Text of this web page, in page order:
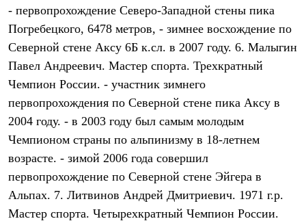
Куртки
Флисовая одежда
Куртки
Брюки
Комбинезоны
Термобелье
Снаряжение
Палатки и тенты
Палатки
Аксессуары для палаток
Рюкзаки
Экспедиционные
Легкоходные
Альпинистские
- первопрохождение Северо-Западной стены пика
Погребецкого, 6478 метров, - зимнее восхождение по
Северной стене Аксу 6Б к.сл. в 2007 году. 6. Малыгин
Павел Андреевич. Мастер спорта. Трехкратный
Чемпион России. - участник зимнего
первопрохождения по Северной стене пика Аксу в
2004 году. - в 2003 году был самым молодым
Чемпионом страны по альпинизму в 18-летнем
возрасте. - зимой 2006 года совершил
первопрохождение по Северной стене Эйгера в
Альпах. 7. Литвинов Андрей Дмитриевич. 1971 г.р.
Мастер спорта. Четырехкратный Чемпион России.